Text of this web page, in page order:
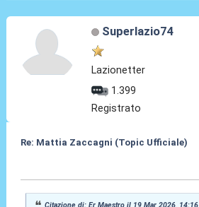
Superlazio74
Lazionetter
1.399
Registrato
Re: Mattia Zaccagni (Topic Ufficiale)
Citazione di: Er Maestro il 19 Mar 2026, 14:16